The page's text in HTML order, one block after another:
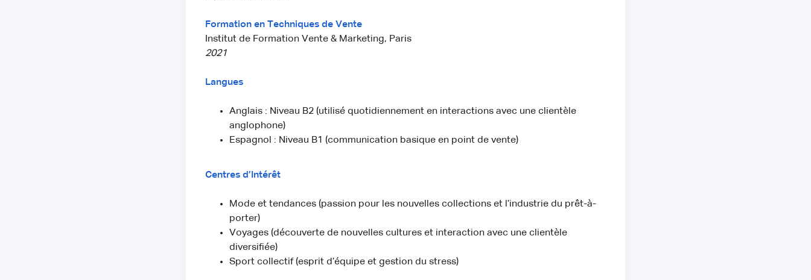
Formation en Techniques de Vente
Institut de Formation Vente & Marketing, Paris
2021
Langues
Anglais : Niveau B2 (utilisé quotidiennement en interactions avec une clientèle
anglophone)
Espagnol : Niveau B1 (communication basique en point de vente)
Centres d’Intérêt
Mode et tendances (passion pour les nouvelles collections et l’industrie du prêt-à-
porter)
Voyages (découverte de nouvelles cultures et interaction avec une clientèle
diversifiée)
Sport collectif (esprit d’équipe et gestion du stress)